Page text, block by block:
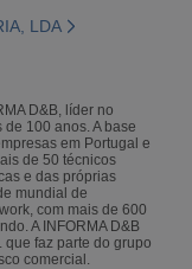
LDA
D&B, líder no
100 anos. A base
em Portugal e
de 50 técnicos
e das próprias
mundial de
com mais de 600
A INFORMA D&B
que faz parte do grupo
comercial.